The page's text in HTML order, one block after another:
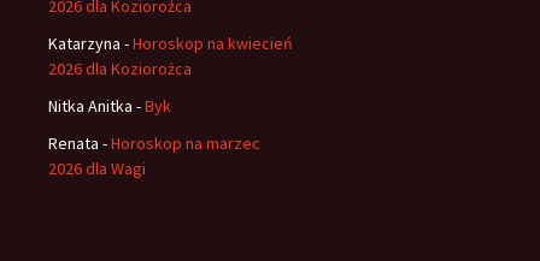
2026 dla Koziorożca
Katarzyna -Horoskop na kwiecień
2026 dla Koziorożca
Nitka Anitka -Byk
Renata -Horoskop na marzec
2026 dla Wagi